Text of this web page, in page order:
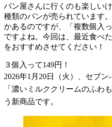
パン屋さんに行くのも楽しい
種類のパンが売られています
かあるのですが、「複数個入
ですよね。今回は、最近食べ
をおすすめさせてください！
３個入って149円！
2026年1 月 20日（火）、セブン-
「濃いミルククリームのふわ
う新商品です。